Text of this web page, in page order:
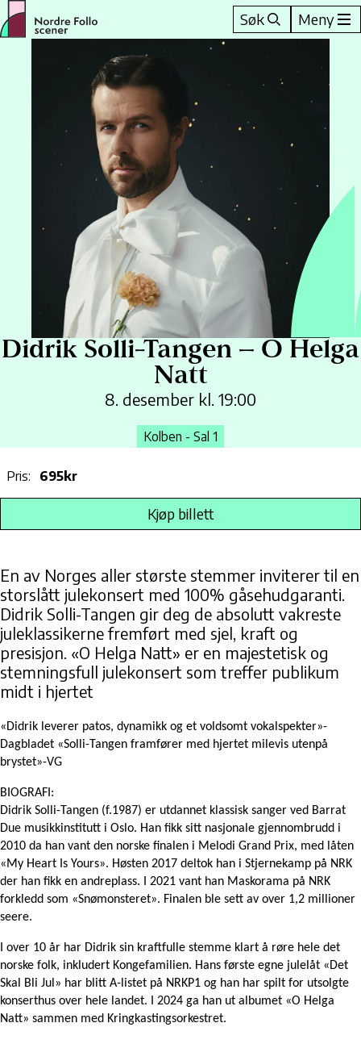
Hopp
til
innhold
Søk Meny
Didrik Solli-Tangen – O Helga
Natt
8. desember kl. 19:00
Kolben - Sal 1
Pris: 695kr
Kjøp billett
En av Norges aller største stemmer inviterer til en
storslått julekonsert med 100% gåsehudgaranti.
Didrik Solli-Tangen gir deg de absolutt vakreste
juleklassikerne fremført med sjel, kraft og
presisjon. «O Helga Natt» er en majestetisk og
stemningsfull julekonsert som treffer publikum
midt i hjertet
«Didrik leverer patos, dynamikk og et voldsomt vokalspekter»-
Dagbladet «Solli-Tangen framfører med hjertet milevis utenpå
brystet»-VG
BIOGRAFI:
Didrik Solli-Tangen (f.1987) er utdannet klassisk sanger ved Barrat
Due musikkinstitutt i Oslo. Han fikk sitt nasjonale gjennombrudd i
2010 da han vant den norske finalen i Melodi Grand Prix, med låten
«My Heart Is Yours». Høsten 2017 deltok han i Stjernekamp på NRK
der han fikk en andreplass. I 2021 vant han Maskorama på NRK
forkledd som «Snømonsteret». Finalen ble sett av over 1,2 millioner
seere.
I over 10 år har Didrik sin kraftfulle stemme klart å røre hele det
norske folk, inkludert Kongefamilien. Hans første egne julelåt «Det
Skal Bli Jul» har blitt A-listet på NRKP1 og han har spilt for utsolgte
konserthus over hele landet. I 2024 ga han ut albumet «O Helga
Natt» sammen med Kringkastingsorkestret.